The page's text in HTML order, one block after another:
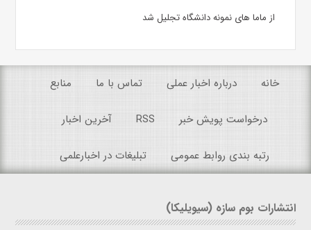
از ماما های نمونه دانشگاه تجلیل شد
خانه درباره اخبار عملی تماس با ما منابع
درخواست پویش خبر RSS آخرین اخبار
رتبه بندی روابط عمومی تبلیغات در اخبارعلمی
انتشارات بوم سازه (سیویلیکا)